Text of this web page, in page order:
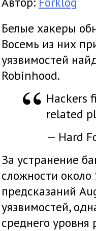
Белые хакеры
Восемь из них
уязвимостей
Robinhood.
Hackers
related
— Hard
За устранение
сложности
предсказаний
уязвимостей,
среднего уровня